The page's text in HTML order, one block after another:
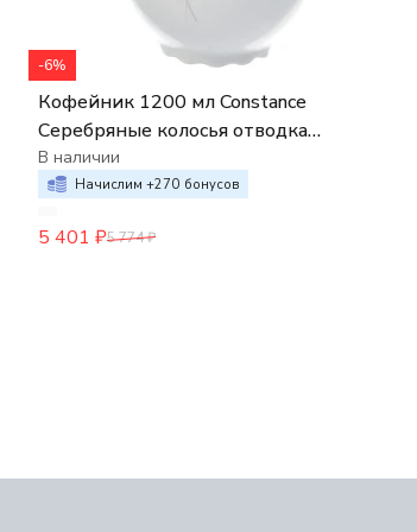
-6%
Кофейник 1200 мл Constance
Серебряные колосья отводка
платина
В наличии
Начислим +270 бонусов
5 401 ₽5 774₽